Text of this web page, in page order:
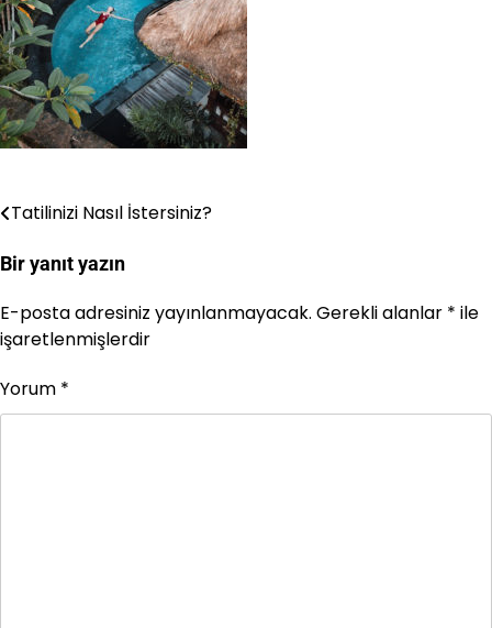
Yazı
gezinmesi
Tatilinizi Nasıl İstersiniz?
Bir yanıt yazın
E-posta adresiniz yayınlanmayacak. Gerekli alanlar * ile
işaretlenmişlerdir
Yorum *